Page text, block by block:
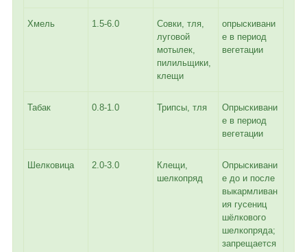
Хмель 1.5-6.0
Совки, тля,
луговой
мотылек,
пилильщики,
клещи
опрыскивани
е в период
вегетации
Табак 0.8-1.0 Трипсы, тля
Опрыскивани
е в период
вегетации
Шелковица 2.0-3.0
Клещи,
шелкопряд
Опрыскивани
е до и после
выкармливан
ия гусениц
шёлкового
шелкопряда;
запрещается